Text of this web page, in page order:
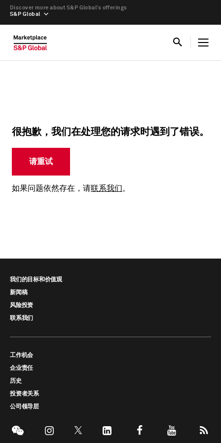
S&P Global
Discover more about S&P Global’s offerings
很抱歉，我们在处理您的请求时遇到了错误。
请重试
如果问题依然存在，请联系我们。
我们的目标和价值观
新闻稿
风险投资
联系我们
工作机会
企业责任
历史
投资者关系
公司领导层